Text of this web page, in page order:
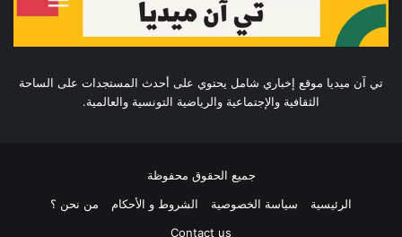
تي آن ميديا موقع إخباري شامل يحتوي على أحدث المستجدات على الساحة
الثقافية والإجتماعية والرياضية التونسية والعالمية.
جميع الحقوق محفوظة
الرئيسية
سياسة الخصوصية الشروط و الأحكام
من نحن ؟
Contact us